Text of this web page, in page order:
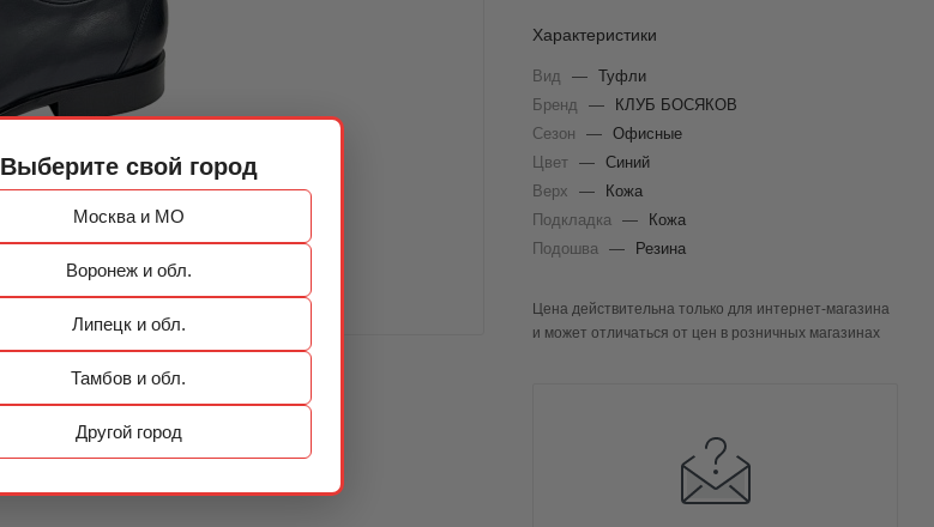
Выберите свой город
Москва и МО
Воронеж и обл.
Липецк и обл.
Тамбов и обл.
Другой город
Характеристики
Вид — Туфли
Бренд
—
КЛУБ БОСЯКОВ
Сезон
— Офисные
Цвет — Синий
Верх
—
Кожа
Подкладка —
Кожа
Подошва — Резина
Цена действительна только для интернет-магазина
и может отличаться от цен в розничных магазинах